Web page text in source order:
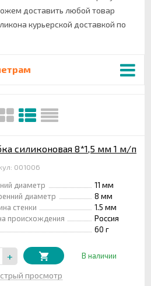
доставить любой товар
курьерской доставкой по
силиконовая 8*1,5 мм 1 м/п
001006
диаметр
11 мм
диаметр
8 мм
стенки
1.5 мм
происхождения
Россия
60 г
+ В наличии
просмотр